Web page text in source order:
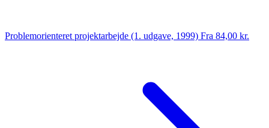
Problemorienteret projektarbejde (1. udgave, 1999) Fra 84,00 kr.